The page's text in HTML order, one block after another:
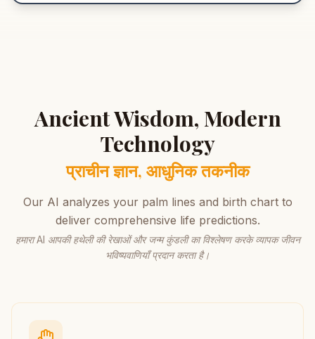
Ancient Wisdom, Modern
Technology
प्राचीन ज्ञान, आधुनिक तकनीक
Our AI analyzes your palm lines and birth chart to
deliver comprehensive life predictions.
हमारा AI आपकी हथेली की रेखाओं और जन्म कुंडली का विश्लेषण करके व्यापक जीवन
भविष्यवाणियाँ प्रदान करता है।